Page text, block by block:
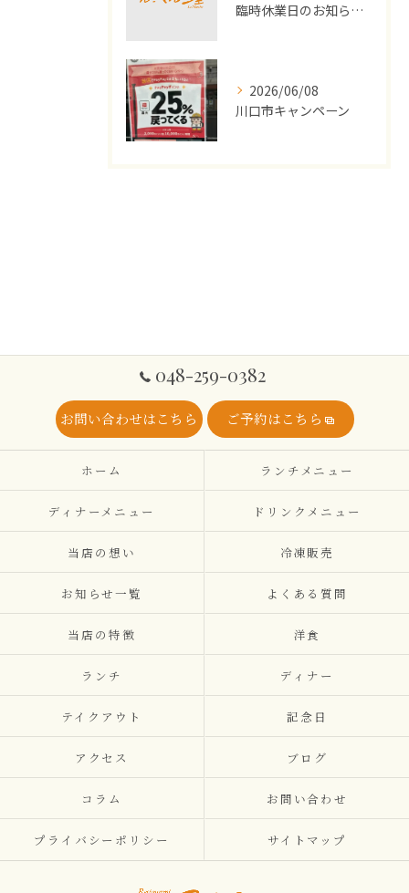
臨時休業日のお知らせ（2026年7月）
2026/06/08
川口市キャンペーン
048-259-0382
お問い合わせはこちら ご予約はこちら
ホーム ランチメニュー
ディナーメニュー ドリンクメニュー
当店の想い 冷凍販売
お知らせ一覧 よくある質問
当店の特徴 洋食
ランチ ディナー
テイクアウト 記念日
アクセス ブログ
コラム お問い合わせ
プライバシーポリシー サイトマップ